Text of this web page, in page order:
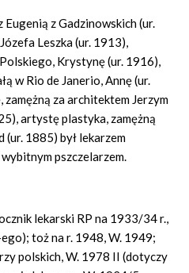
Eugenią z Gadzinowskich (ur.
Leszka (ur. 1913),
Krystynę (ur. 1916),
w Rio de Janerio, Annę (ur.
za architektem Jerzym
artystę plastyka, zamężną
1885) był lekarzem
pszczelarzem.
lekarski RP na 1933/34 r.,
toż na r. 1948, W. 1949;
polskich, W. 1978 II (dotyczy